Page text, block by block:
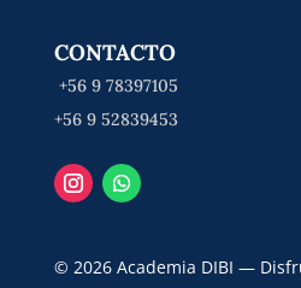
CONTACTO
+56 9 78397105
+56 9 52839453
© 2026 Academia DIBI —